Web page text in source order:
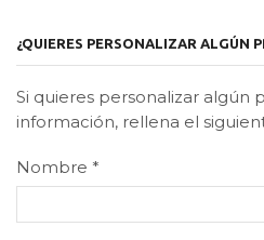
¿QUIERES PERSONALIZAR ALGÚN
Si quieres personalizar algún
información, rellena el
Nombre *